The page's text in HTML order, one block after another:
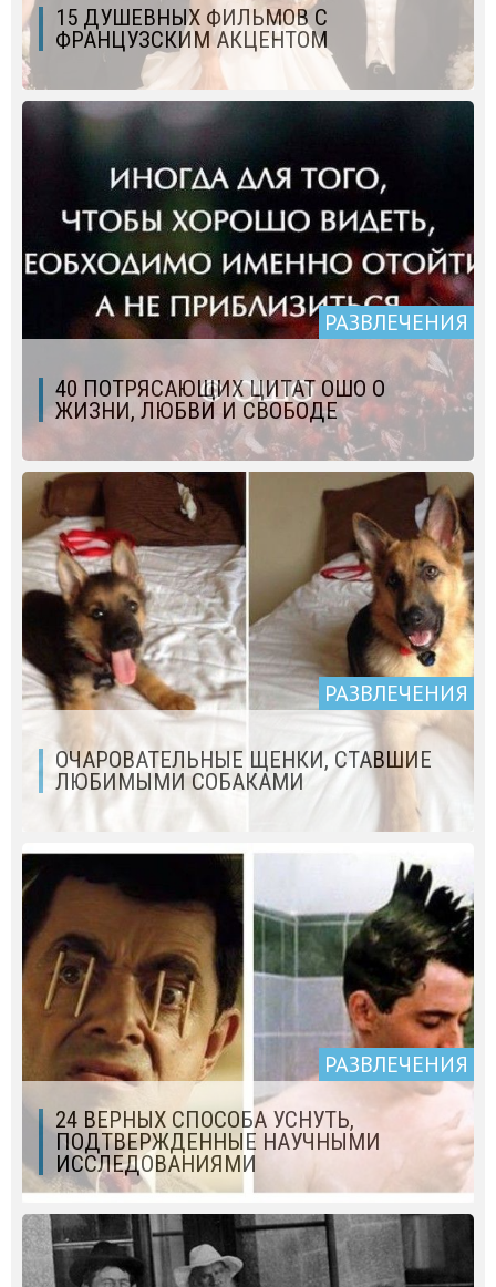
15 ДУШЕВНЫХ ФИЛЬМОВ С
ФРАНЦУЗСКИМ АКЦЕНТОМ
РАЗВЛЕЧЕНИЯ
40 ПОТРЯСАЮЩИХ ЦИТАТ ОШО О
ЖИЗНИ, ЛЮБВИ И СВОБОДЕ
РАЗВЛЕЧЕНИЯ
ОЧАРОВАТЕЛЬНЫЕ ЩЕНКИ, СТАВШИЕ
ЛЮБИМЫМИ СОБАКАМИ
РАЗВЛЕЧЕНИЯ
24 ВЕРНЫХ СПОСОБА УСНУТЬ,
ПОДТВЕРЖДЕННЫЕ НАУЧНЫМИ
ИССЛЕДОВАНИЯМИ